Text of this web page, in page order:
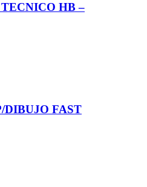
HB –
DIBUJO FAST